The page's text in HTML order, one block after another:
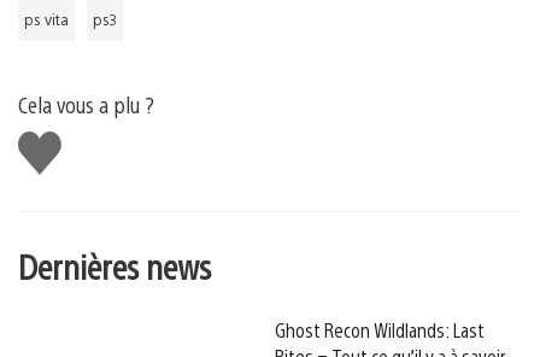
ps vita ps3
Cela vous a plu ?
J'aime
Dernières news
Ghost Recon Wildlands: Last